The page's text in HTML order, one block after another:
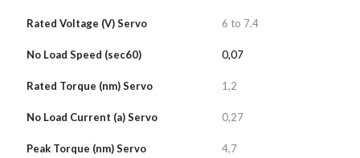
Rated Voltage (V) Servo 6 to 7.4
No Load Speed (sec60) 0,07
Rated Torque (nm) Servo 1,2
No Load Current (a) Servo 0,27
Peak Torque (nm) Servo 4,7